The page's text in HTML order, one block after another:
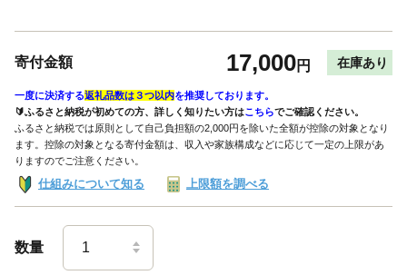
寄付金額 17,000円 在庫あり
一度に決済する返礼品数は３つ以内を推奨しております。
🔰ふるさと納税が初めての方、詳しく知りたい方はこちらでご確認ください。
ふるさと納税では原則として自己負担額の2,000円を除いた全額が控除の対象となり
ます。控除の対象となる寄付金額は、収入や家族構成などに応じて一定の上限があ
りますのでご注意ください。
仕組みについて知る 上限額を調べる
数量